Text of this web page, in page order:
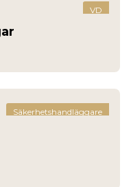
VD
Säkerhetshandläggare